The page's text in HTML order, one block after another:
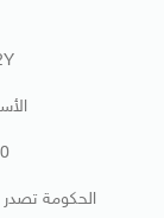
الحكومة